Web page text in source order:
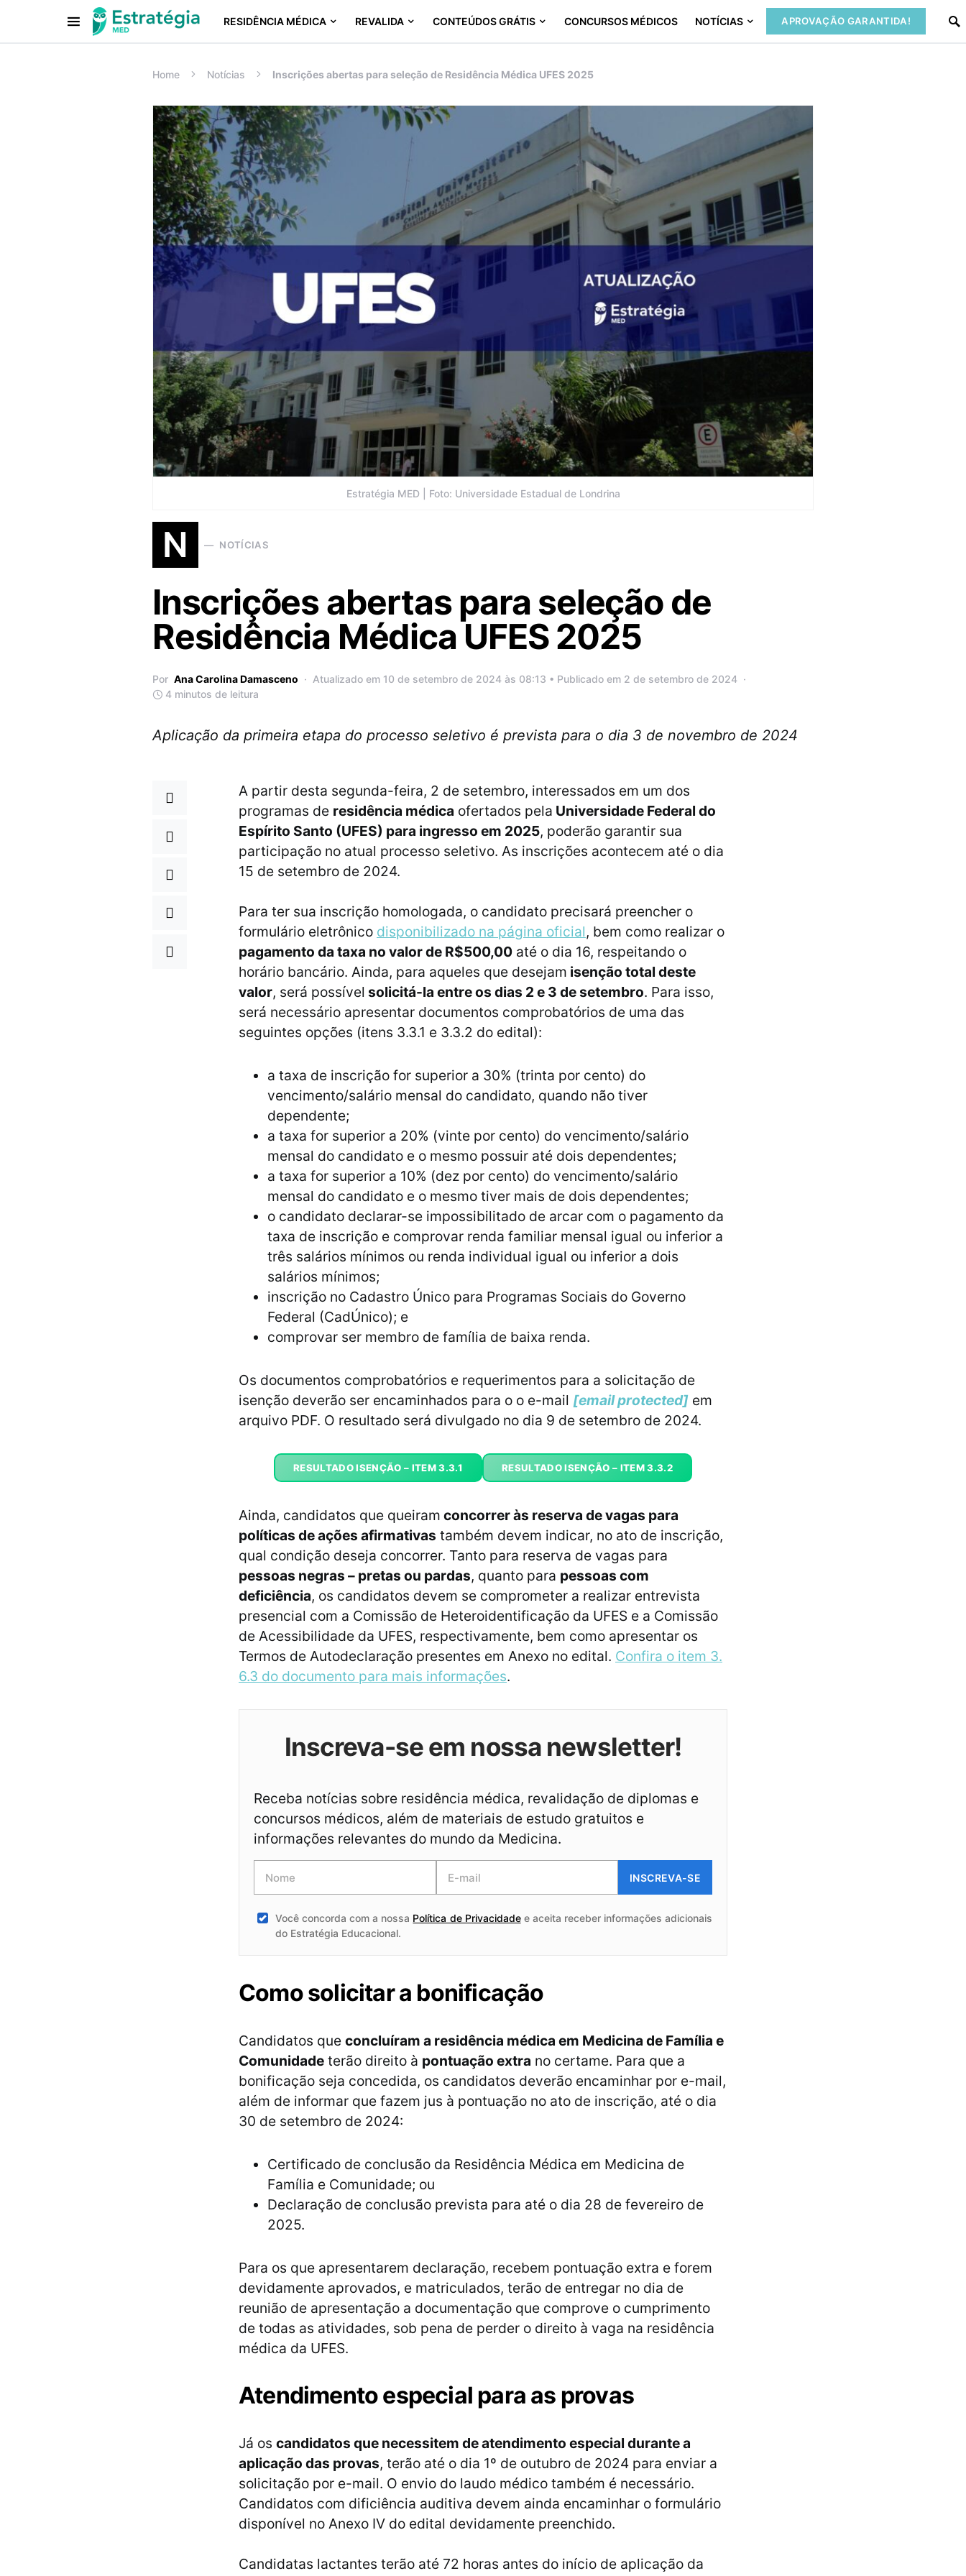
RESIDÊNCIA MÉDICA REVALIDA CONTEÚDOS GRÁTIS CONCURSOS MÉDICOS NOTÍCIAS APROVAÇÃO GARANTIDA!
Procurar:
Home Notícias Inscrições abertas para seleção de Residência Médica UFES 2025
Estratégia MED | Foto: Universidade Estadual de Londrina
N NOTÍCIAS
Inscrições abertas para seleção de
Residência Médica UFES 2025
Por Ana Carolina Damasceno
Atualizado em 10 de setembro de 2024 às 08:13 • Publicado em 2 de setembro de 2024
4 minutos de leitura
Aplicação da primeira etapa do processo seletivo é prevista para o dia 3 de novembro de 2024
A partir desta segunda-feira, 2 de setembro, interessados em um dos
programas de residência médica ofertados pela Universidade Federal do
Espírito Santo (UFES) para ingresso em 2025, poderão garantir sua
participação no atual processo seletivo. As inscrições acontecem até o dia
15 de setembro de 2024.
Para ter sua inscrição homologada, o candidato precisará preencher o
formulário eletrônico disponibilizado na página oficial, bem como realizar o
pagamento da taxa no valor de R$500,00 até o dia 16, respeitando o
horário bancário. Ainda, para aqueles que desejam isenção total deste
valor, será possível solicitá-la entre os dias 2 e 3 de setembro. Para isso,
será necessário apresentar documentos comprobatórios de uma das
seguintes opções (itens 3.3.1 e 3.3.2 do edital):
a taxa de inscrição for superior a 30% (trinta por cento) do
vencimento/salário mensal do candidato, quando não tiver
dependente;
a taxa for superior a 20% (vinte por cento) do vencimento/salário
mensal do candidato e o mesmo possuir até dois dependentes;
a taxa for superior a 10% (dez por cento) do vencimento/salário
mensal do candidato e o mesmo tiver mais de dois dependentes;
o candidato declarar-se impossibilitado de arcar com o pagamento da
taxa de inscrição e comprovar renda familiar mensal igual ou inferior a
três salários mínimos ou renda individual igual ou inferior a dois
salários mínimos;
inscrição no Cadastro Único para Programas Sociais do Governo
Federal (CadÚnico); e
comprovar ser membro de família de baixa renda.
Os documentos comprobatórios e requerimentos para a solicitação de
isenção deverão ser encaminhados para o o e-mail [email protected] em
arquivo PDF. O resultado será divulgado no dia 9 de setembro de 2024.
RESULTADO ISENÇÃO – ITEM 3.3.1 RESULTADO ISENÇÃO – ITEM 3.3.2
Ainda, candidatos que queiram concorrer às reserva de vagas para
políticas de ações afirmativas também devem indicar, no ato de inscrição,
qual condição deseja concorrer. Tanto para reserva de vagas para
pessoas negras – pretas ou pardas, quanto para pessoas com
deficiência, os candidatos devem se comprometer a realizar entrevista
presencial com a Comissão de Heteroidentificação da UFES e a Comissão
de Acessibilidade da UFES, respectivamente, bem como apresentar os
Termos de Autodeclaração presentes em Anexo no edital. Confira o item 3.
6.3 do documento para mais informações.
Inscreva-se em nossa newsletter!
Receba notícias sobre residência médica, revalidação de diplomas e
concursos médicos, além de materiais de estudo gratuitos e
informações relevantes do mundo da Medicina.
INSCREVA-SE
Você concorda com a nossa Política de Privacidadee aceita receber informações adicionais
do Estratégia Educacional.
Como solicitar a bonificação
Candidatos que concluíram a residência médica em Medicina de Família e
Comunidade terão direito à pontuação extra no certame. Para que a
bonificação seja concedida, os candidatos deverão encaminhar por e-mail,
além de informar que fazem jus à pontuação no ato de inscrição, até o dia
30 de setembro de 2024:
Certificado de conclusão da Residência Médica em Medicina de
Família e Comunidade; ou
Declaração de conclusão prevista para até o dia 28 de fevereiro de
2025.
Para os que apresentarem declaração, recebem pontuação extra e forem
devidamente aprovados, e matriculados, terão de entregar no dia de
reunião de apresentação a documentação que comprove o cumprimento
de todas as atividades, sob pena de perder o direito à vaga na residência
médica da UFES.
Atendimento especial para as provas
Já os candidatos que necessitem de atendimento especial durante a
aplicação das provas, terão até o dia 1º de outubro de 2024 para enviar a
solicitação por e-mail. O envio do laudo médico também é necessário.
Candidatos com dificiência auditiva devem ainda encaminhar o formulário
disponível no Anexo IV do edital devidamente preenchido.
Candidatas lactantes terão até 72 horas antes do início de aplicação da